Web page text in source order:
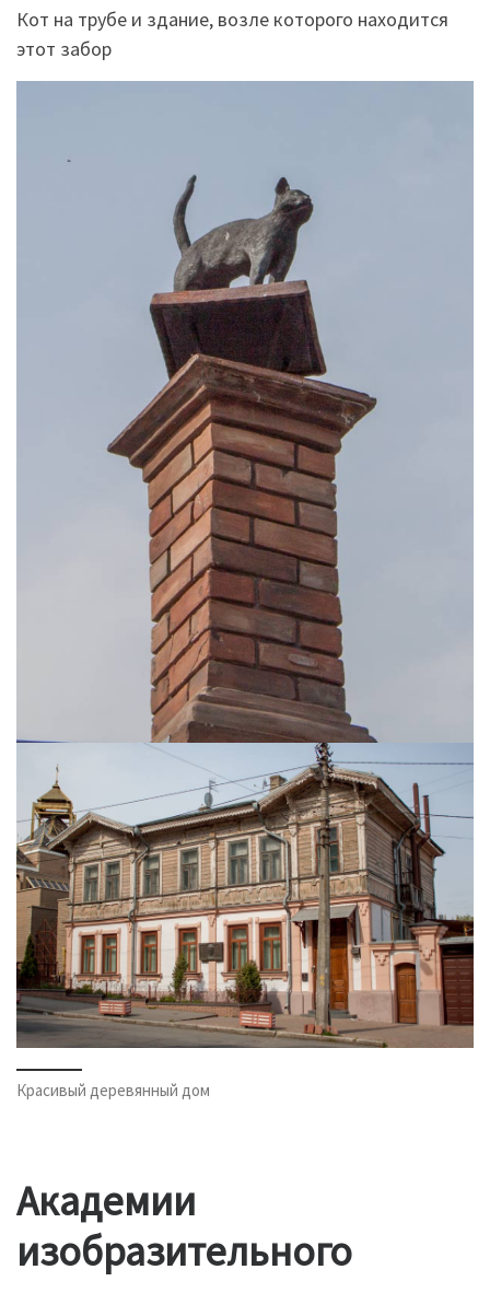
Кот на трубе и здание, возле которого находится
этот забор
Красивый деревянный дом
Академии
изобразительного